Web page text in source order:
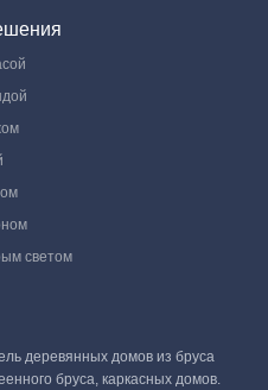
светом
деревянных домов из бруса
бруса, каркасных домов.